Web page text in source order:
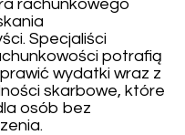
rachunkowego
Specjaliści
potrafią
wydatki wraz z
skarbowe, które
osób bez